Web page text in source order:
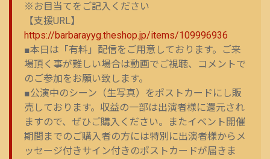
※お目当てをご記入ください
【支援URL】
https://barbarayyg.theshop.jp/items/109996936
■本日は「有料」配信をご用意しております。ご来
場頂く事が難しい場合は動画でご視聴、コメントで
のご参加をお願い致します。
■公演中のシーン（生写真）をポストカードにし販
売しております。収益の一部は出演者様に還元され
ますので、ぜひご購入ください。またイベント開催
期間までのご購入者の方には特別に出演者様からメ
ッセージ付きサイン付きのポストカードが届きま